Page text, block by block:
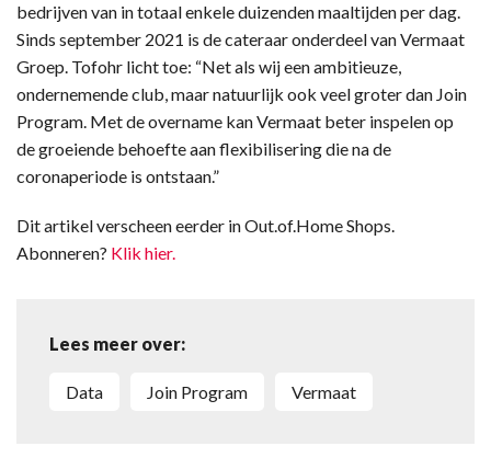
bedrijven van in totaal enkele duizenden maaltijden per dag.
Sinds september 2021 is de cateraar onderdeel van Vermaat
Groep. Tofohr licht toe: “Net als wij een ambitieuze,
ondernemende club, maar natuurlijk ook veel groter dan Join
Program. Met de overname kan Vermaat beter inspelen op
de groeiende behoefte aan flexibilisering die na de
coronaperiode is ontstaan.”
Dit artikel verscheen eerder in Out.of.Home Shops.
Abonneren? Klik hier.
Lees meer over:
data Join Program Vermaat